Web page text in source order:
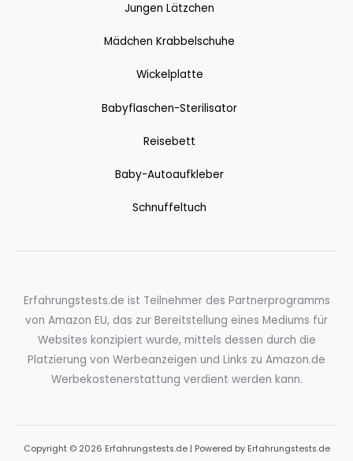
Jungen Lätzchen
Mädchen Krabbelschuhe
Wickelplatte
Babyflaschen-Sterilisator
Reisebett
Baby-Autoaufkleber
Schnuffeltuch
Erfahrungstests.de ist Teilnehmer des Partnerprogramms
von Amazon EU, das zur Bereitstellung eines Mediums für
Websites konzipiert wurde, mittels dessen durch die
Platzierung von Werbeanzeigen und Links zu Amazon.de
Werbekostenerstattung verdient werden kann.
Copyright © 2026 Erfahrungstests.de | Powered by Erfahrungstests.de